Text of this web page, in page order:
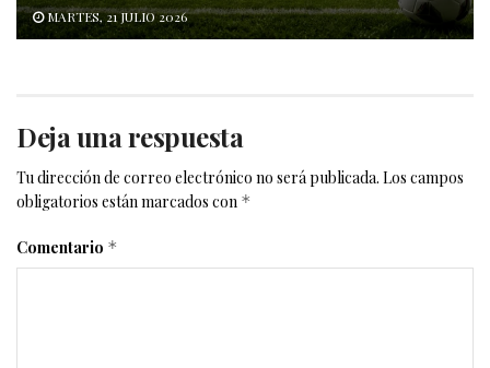
MARTES, 21 JULIO 2026
Deja una respuesta
Tu dirección de correo electrónico no será publicada. Los campos
obligatorios están marcados con *
Comentario *